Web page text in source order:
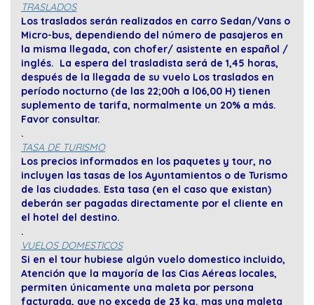
TRASLADOS
Los traslados serán realizados en carro Sedan/Vans o
Micro-bus, dependiendo del número de pasajeros en
la misma llegada, con chofer/ asistente en español /
inglés. La espera del trasladista será de 1,45 horas,
después de la llegada de su vuelo Los traslados en
período nocturno (de las 22;00h a l06,00 H) tienen
suplemento de tarifa, normalmente un 20% a más.
Favor consultar.
.
TASA DE TURISMO
Los precios informados en los paquetes y tour, no
incluyen las tasas de los Ayuntamientos o de Turismo
de las ciudades. Esta tasa (en el caso que existan)
deberán ser pagadas directamente por el cliente en
el hotel del destino.
.
VUELOS DOMESTICOS
Si en el tour hubiese algún vuelo domestico incluido,
Atención que la mayoría de las Cias Aéreas locales,
permiten únicamente una maleta por persona
facturada, que no exceda de 23 kg. mas una maleta